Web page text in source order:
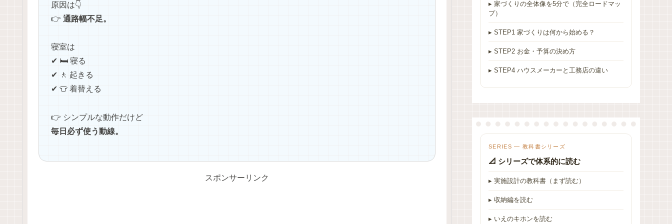
原因は👇
👉 通路幅不足。
寝室は
✔ 🛏️ 寝る
✔ 🚶 起きる
✔ 👕 着替える
👉 シンプルな動作だけど
毎日必ず使う動線。
スポンサーリンク
▸ 家づくりの全体像を5分で（完全ロードマッ
プ）
▸ STEP1 家づくりは何から始める？
▸ STEP2 お金・予算の決め方
▸ STEP4 ハウスメーカーと工務店の違い
SERIES — 教科書シリーズ
📐 シリーズで体系的に読む
▸ 実施設計の教科書（まず読む）
▸ 収納編を読む
▸ いえのキホンを読む